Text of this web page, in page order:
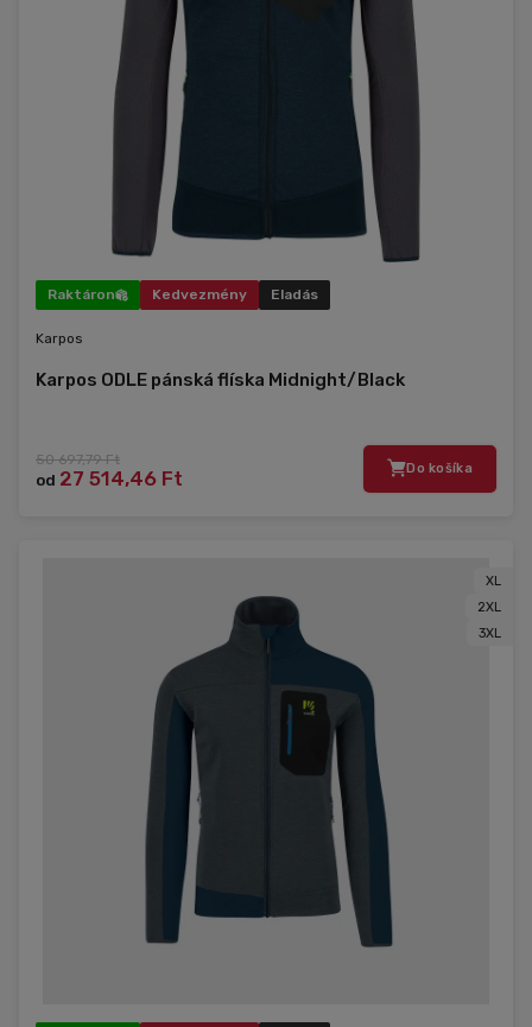
Raktáron Kedvezmény Eladás
Karpos
Karpos ODLE pánská flíska Midnight/Black
50 697,79 Ft
od 27 514,46 Ft Do košíka
XL
2XL
3XL